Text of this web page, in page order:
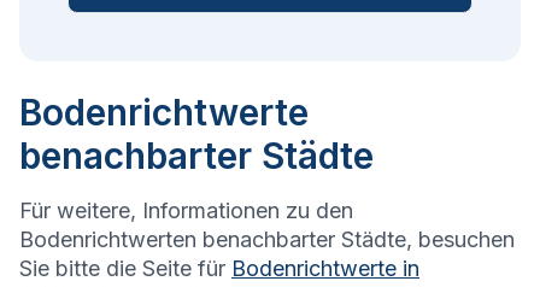
Bodenrichtwerte
benachbarter Städte
Für weitere, Informationen zu den
Bodenrichtwerten benachbarter Städte, besuchen
Sie bitte die Seite für Bodenrichtwerte in